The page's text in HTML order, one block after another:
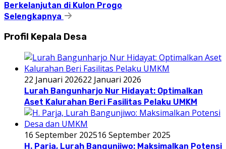
Berkelanjutan di Kulon Progo
Selengkapnya
Profil Kepala Desa
22 Januari 202622 Januari 2026
Lurah Bangunharjo Nur Hidayat: Optimalkan
Aset Kalurahan Beri Fasilitas Pelaku UMKM
16 September 202516 September 2025
H. Parja, Lurah Bangunjiwo: Maksimalkan Potensi